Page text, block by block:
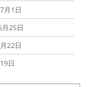
月1日
25日
22日
日